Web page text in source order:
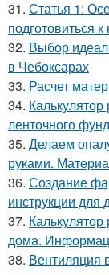
31. Статья 1:
подготовиться
32. Выбор
в Чебоксарах
33. Расчет
34. Калькулятор
ленточного
35. Делаем
руками.
36. Создание
инструкции
37.
дома.
38. Вентиляция